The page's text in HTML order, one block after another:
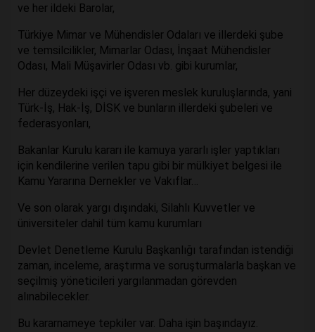
ve her ildeki Barolar,
Türkiye Mimar ve Mühendisler Odaları ve illerdeki şube
ve temsilcilikler, Mimarlar Odası, İnşaat Mühendisler
Odası, Mali Müşavirler Odası vb. gibi kurumlar,
Her düzeydeki işçi ve işveren meslek kuruluşlarında, yani
Türk-İş, Hak-İş, DİSK ve bunların illerdeki şubeleri ve
federasyonları,
Bakanlar Kurulu kararı ile kamuya yararlı işler yaptıkları
için kendilerine verilen tapu gibi bir mülkiyet belgesi ile
Kamu Yararına Dernekler ve Vakıflar…
Ve son olarak yargı dışındaki, Silahlı Kuvvetler ve
üniversiteler dahil tüm kamu kurumları
Devlet Denetleme Kurulu Başkanlığı tarafından istendiği
zaman, inceleme, araştırma ve soruşturmalarla başkan ve
seçilmiş yöneticileri yargılanmadan görevden
alınabilecekler.
Bu kararnameye tepkiler var. Daha işin başındayız.